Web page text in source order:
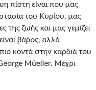
πίστη είναι που μας
του Κυρίου, μας
της ζωής και μας γεμίζει
βάρος, αλλά
κοντά στην καρδιά του
Müeller. Μέχρι